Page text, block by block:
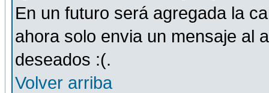
En un futuro será agregada la
ahora solo envia un mensaje al
deseados :(.
Volver arriba